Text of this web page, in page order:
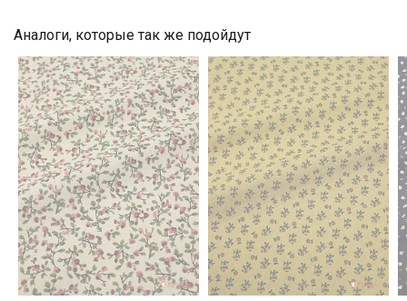
Аналоги, которые так же подойдут
Подписаться
Ознакомлен(а) сПолитикой обработки персональных
данныхи даюСогласие на обработку персональных
данных
ДаюСогласие на получение рекламных и
информационных рассылок